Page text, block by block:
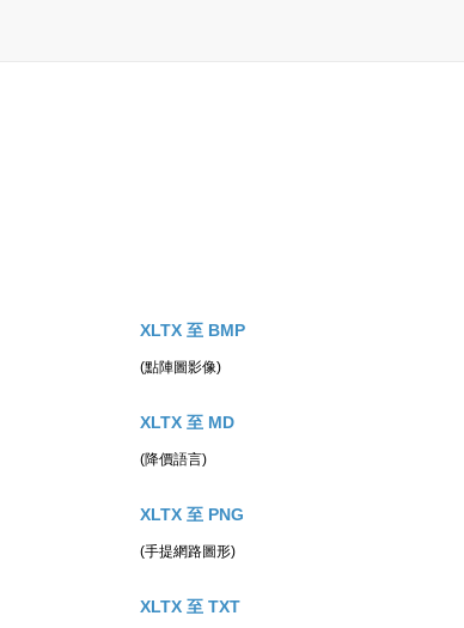
XLTX 至 BMP
(點陣圖影像)
XLTX 至 MD
(降價語言)
XLTX 至 PNG
(手提網路圖形)
XLTX 至 TXT